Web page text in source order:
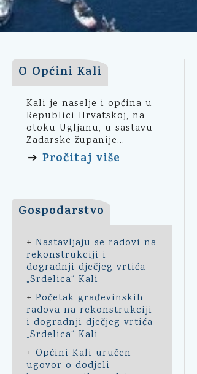
O Općini Kali
Kali je naselje i općina u
Republici Hrvatskoj, na
otoku Ugljanu, u sastavu
Zadarske županije...
➔ Pročitaj više
Gospodarstvo
+ Nastavljaju se radovi na
rekonstrukciji i
dogradnji dječjeg vrtića
„Srdelica“ Kali
+ Početak građevinskih
radova na rekonstrukciji
i dogradnji dječjeg vrtića
„Srdelica“ Kali
+ Općini Kali uručen
ugovor o dodjeli